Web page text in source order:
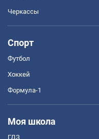
Черкассы
Спорт
Футбол
Хоккей
Формула-1
Моя школа
ГДЗ